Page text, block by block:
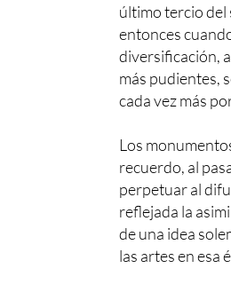
último tercio del
entonces
diversificación,
más pudientes,
cada vez más
Los
recuerdo, al
perpetuar al
reflejada la
de una idea
las artes en esa